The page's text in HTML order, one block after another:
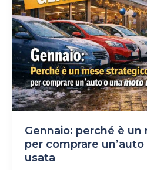
Gennaio: perché è
per comprare
usata
mese
strategico
per
comprare
un’auto
o
una
moto
usata